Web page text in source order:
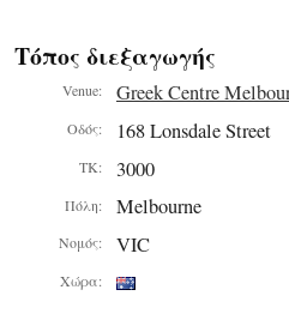
Τόπος διεξαγωγής
Venue: Greek Centre
Οδός: 168 Lonsdale Street
ΤΚ: 3000
Πόλη: Melbourne
Νομός: VIC
Χώρα: